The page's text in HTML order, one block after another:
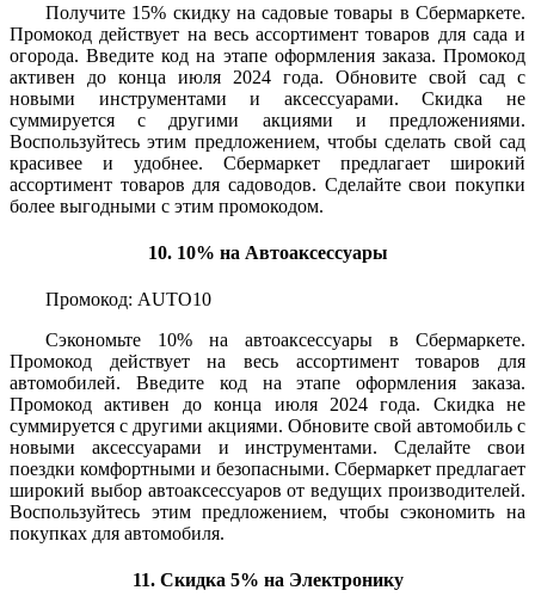
Получите 15% скидку на садовые товары в Сбермаркете.
Промокод действует на весь ассортимент товаров для сада и
огорода. Введите код на этапе оформления заказа. Промокод
активен до конца июля 2024 года. Обновите свой сад с
новыми инструментами и аксессуарами. Скидка не
суммируется с другими акциями и предложениями.
Воспользуйтесь этим предложением, чтобы сделать свой сад
красивее и удобнее. Сбермаркет предлагает широкий
ассортимент товаров для садоводов. Сделайте свои покупки
более выгодными с этим промокодом.
10. 10% на Автоаксессуары
Промокод: AUTO10
Сэкономьте 10% на автоаксессуары в Сбермаркете.
Промокод действует на весь ассортимент товаров для
автомобилей. Введите код на этапе оформления заказа.
Промокод активен до конца июля 2024 года. Скидка не
суммируется с другими акциями. Обновите свой автомобиль с
новыми аксессуарами и инструментами. Сделайте свои
поездки комфортными и безопасными. Сбермаркет предлагает
широкий выбор автоаксессуаров от ведущих производителей.
Воспользуйтесь этим предложением, чтобы сэкономить на
покупках для автомобиля.
11. Скидка 5% на Электронику